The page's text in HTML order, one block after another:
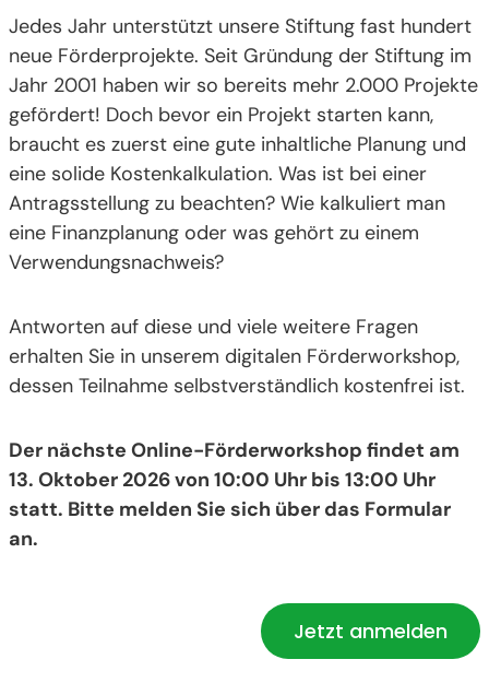
Jedes Jahr unterstützt unsere Stiftung fast hundert
neue Förderprojekte. Seit Gründung der Stiftung im
Jahr 2001 haben wir so bereits mehr 2.000 Projekte
gefördert! Doch bevor ein Projekt starten kann,
braucht es zuerst eine gute inhaltliche Planung und
eine solide Kostenkalkulation. Was ist bei einer
Antragsstellung zu beachten? Wie kalkuliert man
eine Finanzplanung oder was gehört zu einem
Verwendungsnachweis?
Antworten auf diese und viele weitere Fragen
erhalten Sie in unserem digitalen Förderworkshop,
dessen Teilnahme selbstverständlich kostenfrei ist.
Der nächste Online-Förderworkshop findet am
13. Oktober 2026 von 10:00 Uhr bis 13:00 Uhr
statt. Bitte melden Sie sich über das Formular
an.